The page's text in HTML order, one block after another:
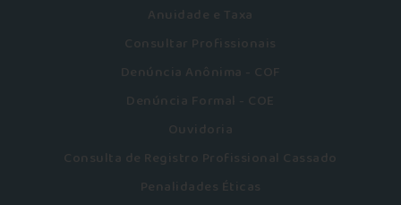
Anuidade e Taxa
Consultar Profissionais
Denúncia Anônima - COF
Denúncia Formal - COE
Ouvidoria
Consulta de Registro Profissional Cassado
Penalidades Éticas